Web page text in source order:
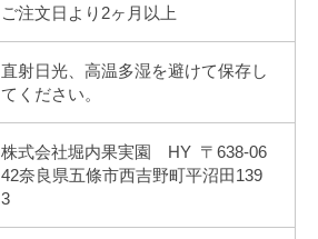
ご注文日より2ヶ月以上
直射日光、高温多湿を避けて保存し
てください。
株式会社堀内果実園 HY 〒638-06
42奈良県五條市西吉野町平沼田139
3